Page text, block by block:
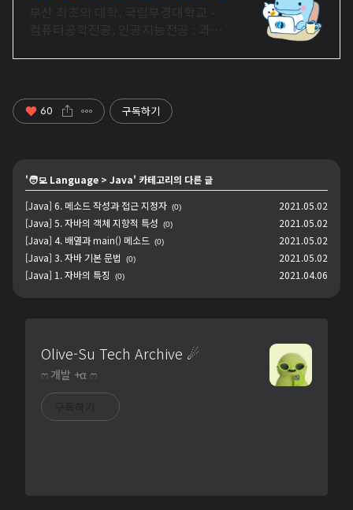
선정 (187억원 지원)
60 구독하기
'🧑‍💻 Language > Java' 카테고리의 다른 글
[Java] 6. 메소드 작성과 접근 지정자 (0)
2021.05.02
[Java] 5. 자바의 객체 지향적 특성
(0)
2021.05.02
[Java] 4. 배열과 main() 메소드
(0)
2021.05.02
[Java] 3. 자바 기본 문법
(0)
2021.05.02
[Java] 1. 자바의 특징
(0) 2021.04.06
Olive-Su Tech Archive ☄︎
ෆ 개발 +α ෆ